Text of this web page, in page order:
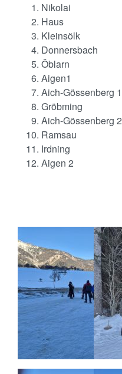
Nikolai
Haus
Kleinsölk
Donnersbach
Öblarn
Aigen1
Aich-Gössenberg 1
Gröbming
Aich-Gössenberg 2
Ramsau
Irdning
Aigen 2